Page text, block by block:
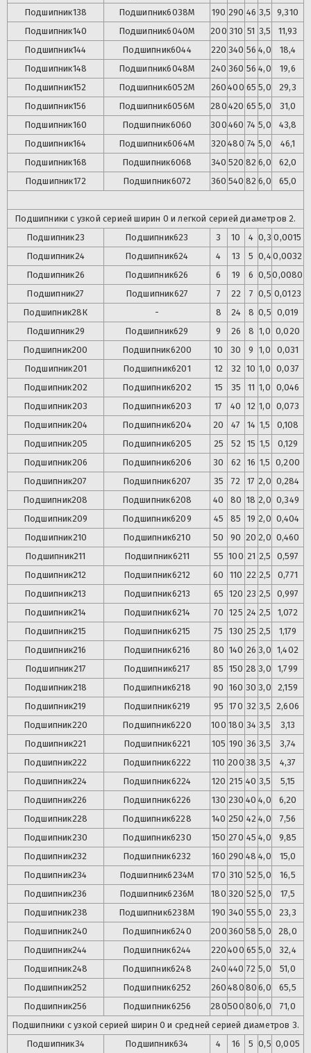
Подшипник138 Подшипник6038М 190 290 46 3,5
9,310
Подшипник140 Подшипник6040М 200 310 51 3,5
11,93
Подшипник144 Подшипник6044 220 340 56 4,0
18,4
Подшипник148 Подшипник6048М 240 360 56 4,0
19,6
Подшипник152 Подшипник6052М 260 400 65 5,0
29,3
Подшипник156 Подшипник6056М 280 420 65 5,0
31,0
Подшипник160 Подшипник6060 300 460 74 5,0
43,8
Подшипник164 Подшипник6064М 320 480 74 5,0
46,1
Подшипник168 Подшипник6068 340 520 82 6,0
62,0
Подшипник172 Подшипник6072 360 540 82 6,0 65,0
Подшипники с узкой серией ширин 0 и легкой серией диаметров 2.
Подшипник23 Подшипник623 3 10 4 0,3 0,0015
Подшипник24 Подшипник624 4 13 5 0,40,0032
Подшипник26 Подшипник626 6 19 6 0,50,0080
Подшипник27 Подшипник627 7 22 7 0,5 0,0123
Подшипник28К - 8 24 8 0,5 0,019
Подшипник29 Подшипник629 9 26 8 1,0 0,020
Подшипник200 Подшипник6200 10 30 9 1,0
0,031
Подшипник201 Подшипник6201 12 32 10 1,0 0,037
Подшипник202 Подшипник6202 15 35 11 1,0 0,046
Подшипник203 Подшипник6203 17 40 12 1,0 0,073
Подшипник204 Подшипник6204 20 47 14 1,5
0,108
Подшипник205 Подшипник6205 25 52 15 1,5
0,129
Подшипник206 Подшипник6206 30 62 16 1,5 0,200
Подшипник207 Подшипник6207 35 72 17 2,0 0,284
Подшипник208 Подшипник6208 40 80 18 2,0 0,349
Подшипник209 Подшипник6209 45 85 19 2,0 0,404
Подшипник210 Подшипник6210 50 90 20 2,0 0,460
Подшипник211 Подшипник6211 55 100 21 2,5
0,597
Подшипник212 Подшипник6212 60 110 22 2,5
0,771
Подшипник213 Подшипник6213 65 120 23 2,5
0,997
Подшипник214 Подшипник6214 70 125 24 2,5
1,072
Подшипник215 Подшипник6215 75 130 25 2,5
1,179
Подшипник216 Подшипник6216 80 140 26 3,0 1,402
Подшипник217 Подшипник6217 85 150 28 3,0
1,799
Подшипник218 Подшипник6218 90 160 30 3,0
2,159
Подшипник219 Подшипник6219 95 170 32 3,5 2,606
Подшипник220 Подшипник6220 100 180 34 3,5
3,13
Подшипник221 Подшипник6221 105 190 36 3,5
3,74
Подшипник222 Подшипник6222 110 200 38 3,5
4,37
Подшипник224 Подшипник6224 120 215 40 3,5
5,15
Подшипник226 Подшипник6226 130 230 40 4,0
6,20
Подшипник228 Подшипник6228 140 250 42 4,0
7,56
Подшипник230 Подшипник6230 150 270 45 4,0
9,85
Подшипник232 Подшипник6232 160 290 48 4,0
15,0
Подшипник234 Подшипник6234М 170 310 52 5,0
16,5
Подшипник236 Подшипник6236М 180 320 52 5,0
17,5
Подшипник238 Подшипник6238М 190 340 55 5,0
23,3
Подшипник240 Подшипник6240 200 360 58 5,0
28,0
Подшипник244 Подшипник6244 220 400 65 5,0
32,4
Подшипник248 Подшипник6248 240 440 72 5,0
51,0
Подшипник252 Подшипник6252 260 480 80 6,0
65,5
Подшипник256 Подшипник6256 280500 80 6,0
71,0
Подшипники с узкой серией ширин 0 и средней серией диаметров 3.
Подшипник34 Подшипник634 4 16 5 0,5 0,005